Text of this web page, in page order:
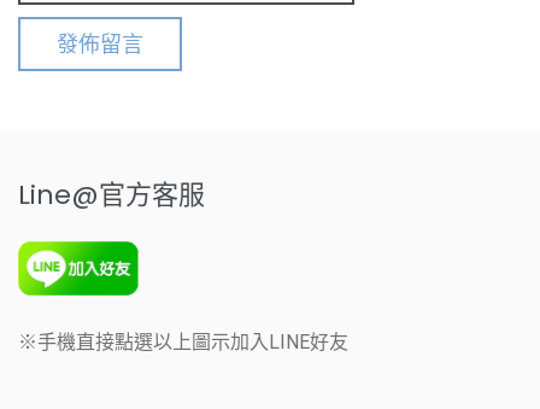
Line@官方客服
※手機直接點選以上圖示加入LINE好友